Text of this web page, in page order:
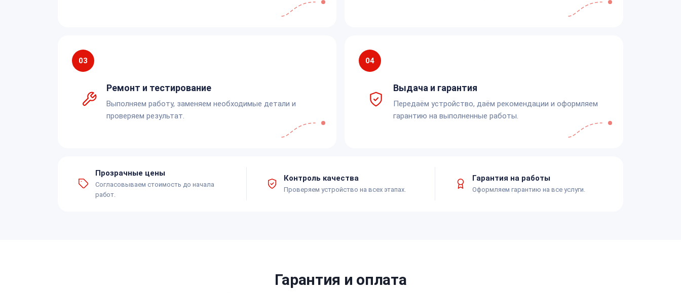
03
Ремонт и тестирование
Выполняем работу, заменяем необходимые детали и
проверяем результат.
04
Выдача и гарантия
Передаём устройство, даём рекомендации и оформляем
гарантию на выполненные работы.
Прозрачные цены
Согласовываем стоимость до начала
работ.
Контроль качества
Проверяем устройство на всех этапах.
Гарантия на работы
Оформляем гарантию на все услуги.
Гарантия и оплата